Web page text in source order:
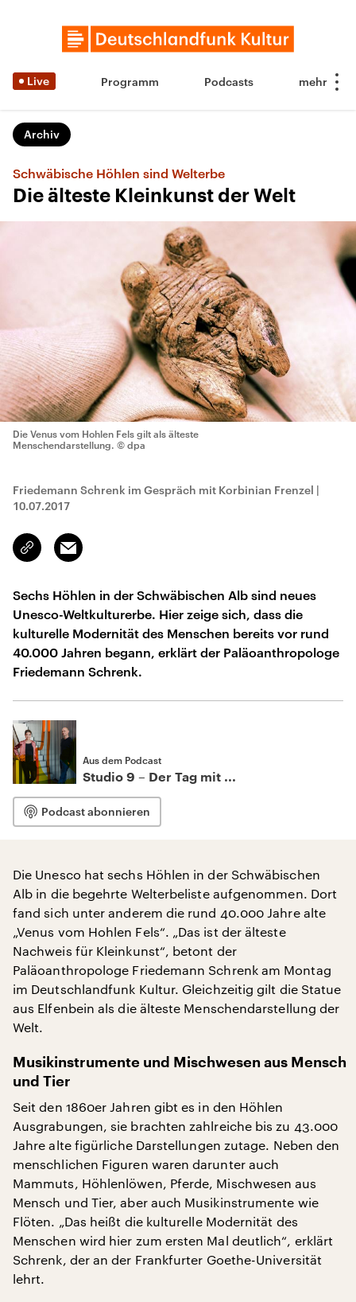
Live Programm Podcasts
Archiv
Schwäbische Höhlen sind Welterbe
Die älteste Kleinkunst der Welt
Die Venus vom Hohlen Fels gilt als älteste
Menschendarstellung. © dpa
Friedemann Schrenk im Gespräch mit Korbinian Frenzel |
10.07.2017
Link
kopieren/teilen
Email
Sechs Höhlen in der Schwäbischen Alb sind neues
Unesco-Weltkulturerbe. Hier zeige sich, dass die
kulturelle Modernität des Menschen bereits vor rund
40.000 Jahren begann, erklärt der Paläoanthropologe
Friedemann Schrenk.
Aus dem Podcast
Studio 9 – Der Tag mit ...
Podcast abonnieren
Die Unesco hat sechs Höhlen in der Schwäbischen
Alb in die begehrte Welterbeliste aufgenommen. Dort
fand sich unter anderem die rund 40.000 Jahre alte
„Venus vom Hohlen Fels“. „Das ist der älteste
Nachweis für Kleinkunst“, betont der
Paläoanthropologe Friedemann Schrenk am Montag
im Deutschlandfunk Kultur. Gleichzeitig gilt die Statue
aus Elfenbein als die älteste Menschendarstellung der
Welt.
Musikinstrumente und Mischwesen aus Mensch
und Tier
Seit den 1860er Jahren gibt es in den Höhlen
Ausgrabungen, sie brachten zahlreiche bis zu 43.000
Jahre alte figürliche Darstellungen zutage. Neben den
menschlichen Figuren waren darunter auch
Mammuts, Höhlenlöwen, Pferde, Mischwesen aus
Mensch und Tier, aber auch Musikinstrumente wie
Flöten. „Das heißt die kulturelle Modernität des
Menschen wird hier zum ersten Mal deutlich“, erklärt
Schrenk, der an der Frankfurter Goethe-Universität
lehrt.